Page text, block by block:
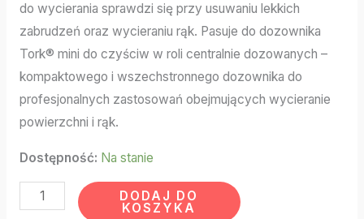
do wycierania sprawdzi się przy usuwaniu lekkich
zabrudzeń oraz wycieraniu rąk. Pasuje do dozownika
Tork® mini do czyściw w roli centralnie dozowanych –
kompaktowego i wszechstronnego dozownika do
profesjonalnych zastosowań obejmujących wycieranie
powierzchni i rąk.
Dostępność: Na stanie
DODAJ DO
KOSZYKA